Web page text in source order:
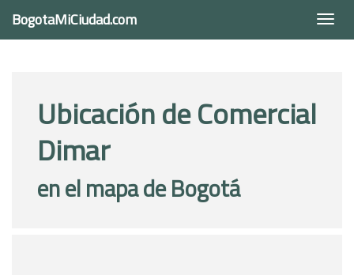
BogotaMiCiudad.com
Ubicación de Comercial
Dimar
en el mapa de Bogotá